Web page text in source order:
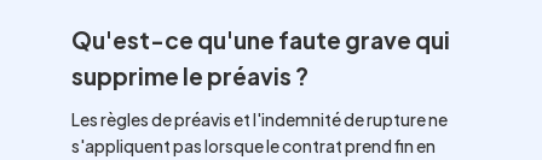
Qu'est-ce qu'une faute grave qui
supprime le préavis ?
Les règles de préavis et l'indemnité de rupture ne
s'appliquent pas lorsque le contrat prend fin en